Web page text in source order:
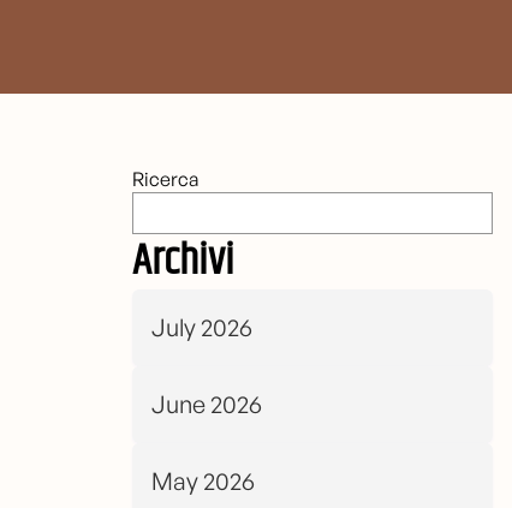
Ricerca
Archivi
July 2026
June 2026
May 2026